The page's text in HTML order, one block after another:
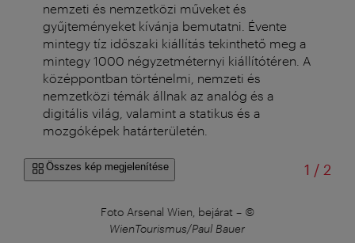
nemzeti és nemzetközi műveket és
gyűjteményeket kívánja bemutatni. Évente
mintegy tíz időszaki kiállítás tekinthető meg a
mintegy 1000 négyzetméternyi kiállítótéren. A
középpontban történelmi, nemzeti és
nemzetközi témák állnak az analóg és a
digitális világ, valamint a statikus és a
mozgóképek határterületén.
Összes kép megjelenítése 1 // 2
Foto Arsenal Wien, bejárat– ©
WienTourismus/Paul Bauer